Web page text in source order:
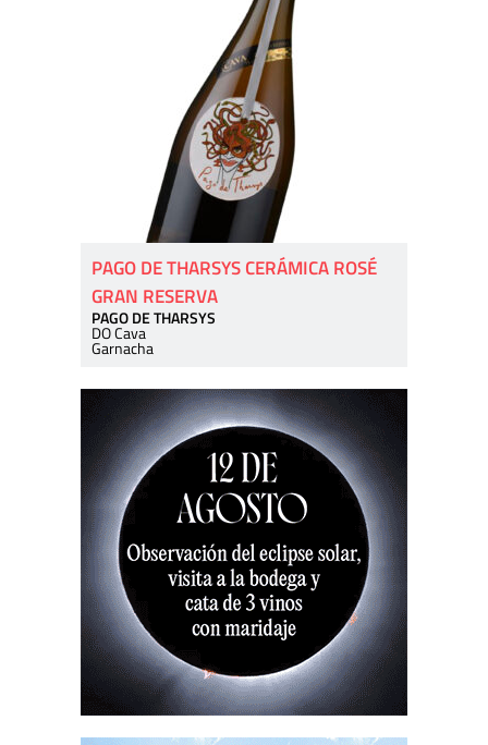
PAGO DE THARSYS CERÁMICA ROSÉ
GRAN RESERVA
PAGO DE THARSYS
DO Cava
Garnacha